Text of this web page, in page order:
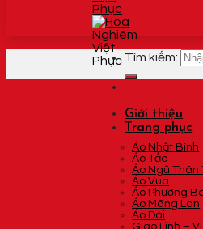
Giới thiệu
Trang phục
Áo Nhật Bình
Áo Tấc
Áo Ngũ Thân
Áo Vua
Áo Phượng
Áo Mãng Lan
Áo Dài
Giao Lĩnh –
Tìm kiếm: